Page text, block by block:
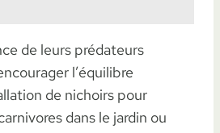
de leurs prédateurs
l’équilibre
de nichoirs pour
dans le jardin ou